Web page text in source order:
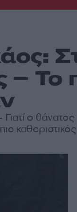
– Το
ο θάνατος
καθοριστικός